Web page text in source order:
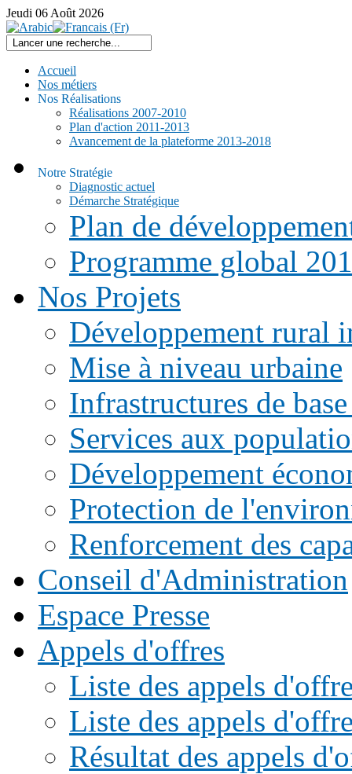
Jeudi 06 Août 2026
Accueil
Nos métiers
Nos Réalisations
Réalisations 2007-2010
Plan d'action 2011-2013
Avancement de la plateforme 2013-2018
Notre Stratégie
Diagnostic actuel
Démarche Stratégique
Plan de
Programme global
Nos Projets
Développement rural
Mise à niveau urbaine
Infrastructures de
Services aux
Développement
Protection de
Renforcement des
Conseil d'Administration
Espace Presse
Appels d'offres
Liste des appels
Liste des appels
Résultat des appels